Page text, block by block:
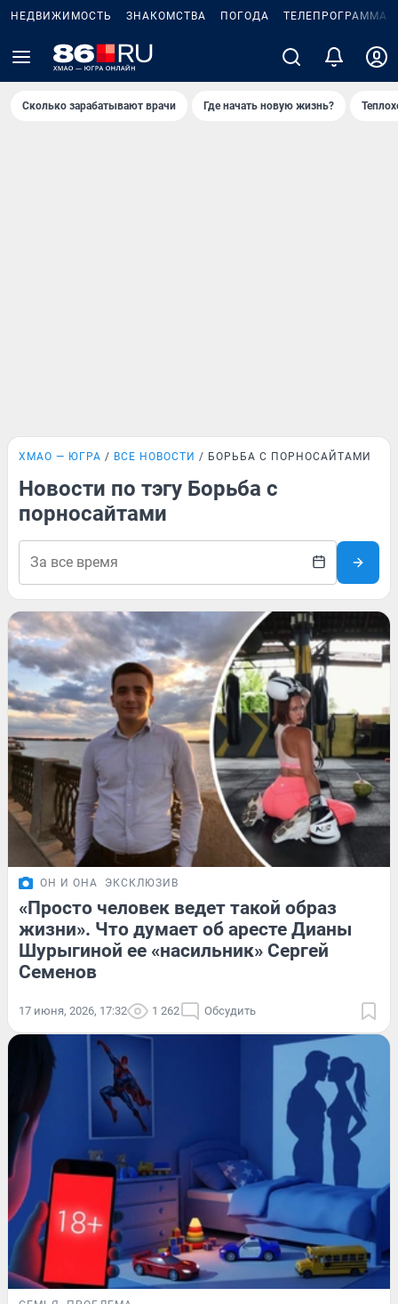
НЕДВИЖИМОСТЬ ЗНАКОМСТВА ПОГОДА ТЕЛЕПРОГРАММА
Сколько зарабатывают врачи Где начать новую жизнь?
ХМАО — ЮГРА ВСЕ НОВОСТИ БОРЬБА С ПОРНОСАЙТАМИ
Новости по тэгу Борьба с
порносайтами
ОН И ОНА ЭКСКЛЮЗИВ
«Просто человек ведет такой образ
жизни». Что думает об аресте Дианы
Шурыгиной ее «насильник» Сергей
Семенов
17 июня, 2026, 17:32 1 262 Обсудить